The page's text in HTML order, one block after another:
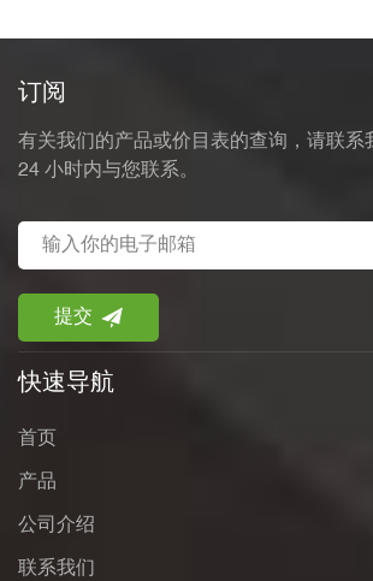
订阅
有关我们的产品或价目表的查询，请联系
24 小时内与您联系。
快速导航
首页
产品
公司介绍
联系我们